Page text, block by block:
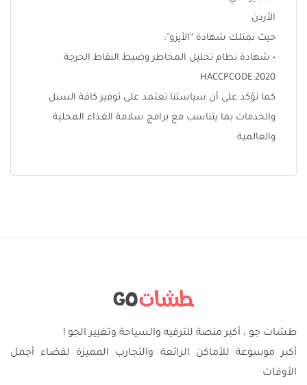
الأردن
حيث نمتلك شهادة “الأيزو”:
• شهادة نظام تحليل المخاطر وضبط النقاط الحرجة
HACCPCODE:2020
كما نؤكد على أن سياستنا تعتمد على توفير كافة السبل
والخدمات بما يتناسب مع برامج سلامة الغذاء المحلية
والعالمية
طشات جو ، أكبر منصة للترفيه والسياحة وتغيير الجو !
أكبر موسوعة للأماكن الرائعة والتجارب المميزة لقضاء أجمل
الأوقات